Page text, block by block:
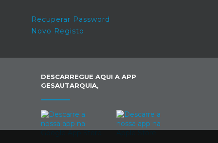
Recuperar Password
Novo Registo
DESCARREGUE AQUI A APP
GESAUTARQUIA,